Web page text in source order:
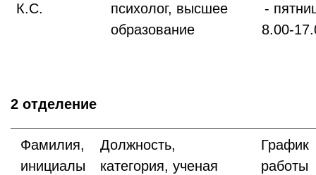
К.С.
психолог, высшее
образование
-
8.00-
2 отделение
Фамилия,
инициалы
Должность,
категория, ученая
График
работы